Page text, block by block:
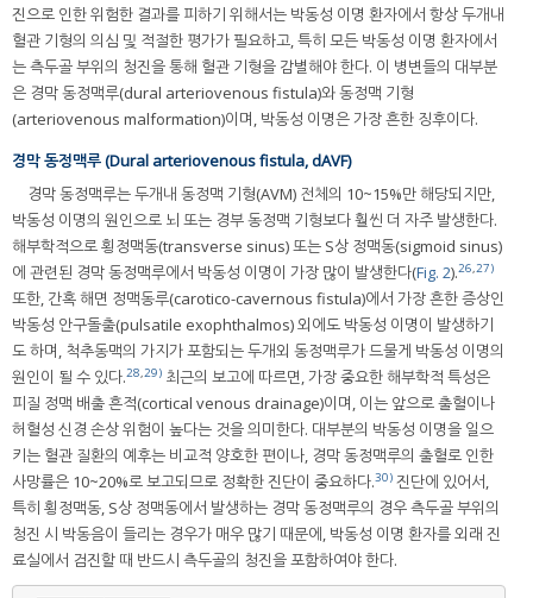
진으로 인한 위험한 결과를 피하기 위해서는 박동성 이명 환자에서 항상 두개내
혈관 기형의 의심 및 적절한 평가가 필요하고, 특히 모든 박동성 이명 환자에서
는 측두골 부위의 청진을 통해 혈관 기형을 감별해야 한다. 이 병변들의 대부분
은 경막 동정맥루(dural arteriovenous fistula)와 동정맥 기형
(arteriovenous malformation)이며, 박동성 이명은 가장 흔한 징후이다.
경막 동정맥루 (Dural arteriovenous fistula, dAVF)
경막 동정맥루는 두개내 동정맥 기형(AVM) 전체의 10~15%만 해당되지만,
박동성 이명의 원인으로 뇌 또는 경부 동정맥 기형보다 훨씬 더 자주 발생한다.
해부학적으로 횡정맥동(transverse sinus) 또는 S상 정맥동(sigmoid sinus)
에 관련된 경막 동정맥루에서 박동성 이명이 가장 많이 발생한다(Fig. 2).26,27)
또한, 간혹 해면 정맥동루(carotico-cavernous fistula)에서 가장 흔한 증상인
박동성 안구돌출(pulsatile exophthalmos) 외에도 박동성 이명이 발생하기
도 하며, 척추동맥의 가지가 포함되는 두개외 동정맥루가 드물게 박동성 이명의
원인이 될 수 있다.28,29) 최근의 보고에 따르면, 가장 중요한 해부학적 특성은
피질 정맥 배출 흔적(cortical venous drainage)이며, 이는 앞으로 출혈이나
허혈성 신경 손상 위험이 높다는 것을 의미한다. 대부분의 박동성 이명을 일으
키는 혈관 질환의 예후는 비교적 양호한 편이나, 경막 동정맥루의 출혈로 인한
사망률은 10~20%로 보고되므로 정확한 진단이 중요하다.30) 진단에 있어서,
특히 횡정맥동, S상 정맥동에서 발생하는 경막 동정맥루의 경우 측두골 부위의
청진 시 박동음이 들리는 경우가 매우 많기 때문에, 박동성 이명 환자를 외래 진
료실에서 검진할 때 반드시 측두골의 청진을 포함하여야 한다.